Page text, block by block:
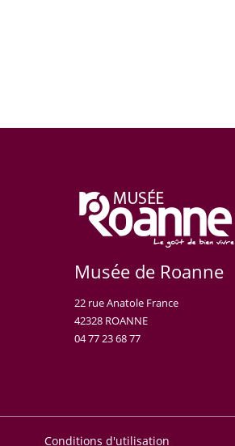
Musée de Roanne
22 rue Anatole France
42328 ROANNE
04 77 23 68 77
Conditions d'utilisation